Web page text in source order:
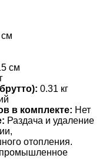
см
0.31 кг
в комплекте: Нет
Раздача и удаление
отопления.